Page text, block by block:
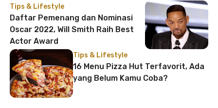
Tips & Lifestyle
Daftar Pemenang dan Nominasi
Oscar 2022, Will Smith Raih Best
Actor Award
Tips & Lifestyle
16 Menu Pizza Hut Terfavorit, Ada
yang Belum Kamu Coba?